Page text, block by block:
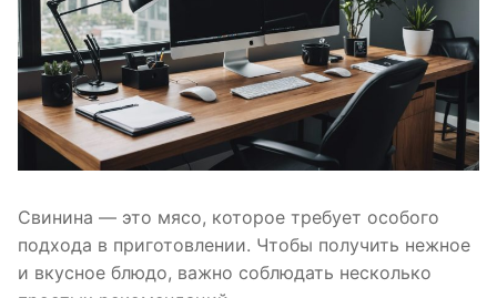
Свинина — это мясо, которое требует особого
подхода в приготовлении. Чтобы получить нежное
и вкусное блюдо, важно соблюдать несколько